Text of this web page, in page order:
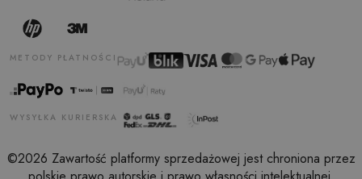
WYSYŁKA KURIERSKA
METODY PŁATNOŚCI
©2026 Zawartość platformy sprzedażowej jest chroniona przez